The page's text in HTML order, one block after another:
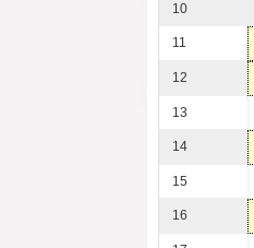
10
11
12
13
14
15
16